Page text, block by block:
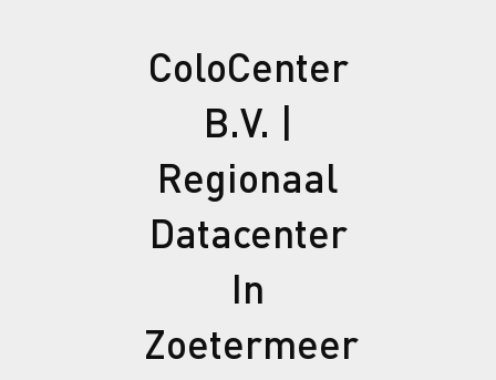
ColoCenter
B.V. |
Regionaal
Datacenter
In
Zoetermeer